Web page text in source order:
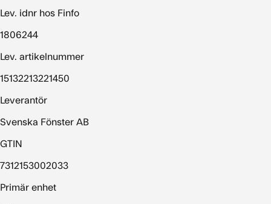
Lev. idnr hos Finfo
1806244
Lev. artikelnummer
15132213221450
Leverantör
Svenska Fönster AB
GTIN
7312153002033
Primär enhet